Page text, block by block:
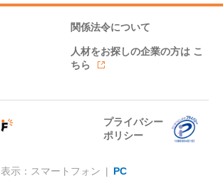
関係法令について
人材をお探しの企業の方は こ
ちら
プライバシー
ポリシー
表示：スマートフォン | PC